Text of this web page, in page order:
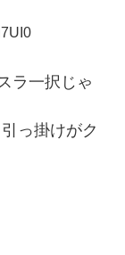
ラ一択じゃ
っ掛けがク